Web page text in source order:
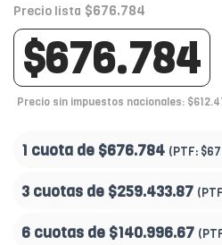
Precio lista $676.784
$676.784
Precio sin impuestos nacionales:
1 cuota de $676.784 (PTF:
3 cuotas de $259.433.87
6 cuotas de $140.996.67